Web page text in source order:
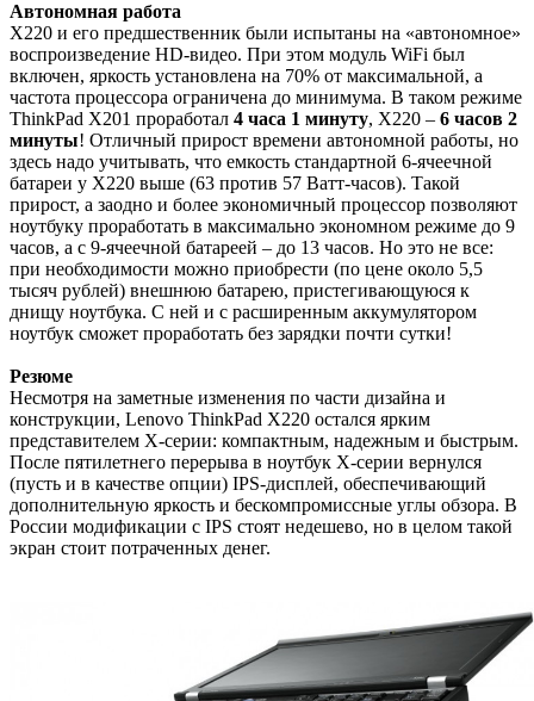
Автономная работа
X220 и его предшественник были испытаны на «автономное»
воспроизведение HD-видео. При этом модуль WiFi был
включен, яркость установлена на 70% от максимальной, а
частота процессора ограничена до минимума. В таком режиме
ThinkPad X201 проработал 4 часа 1 минуту, X220 – 6 часов 2
минуты! Отличный прирост времени автономной работы, но
здесь надо учитывать, что емкость стандартной 6-ячеечной
батареи у X220 выше (63 против 57 Ватт-часов). Такой
прирост, а заодно и более экономичный процессор позволяют
ноутбуку проработать в максимально экономном режиме до 9
часов, а с 9-ячеечной батареей – до 13 часов. Но это не все:
при необходимости можно приобрести (по цене около 5,5
тысяч рублей) внешнюю батарею, пристегивающуюся к
днищу ноутбука. С ней и с расширенным аккумулятором
ноутбук сможет проработать без зарядки почти сутки!
Резюме
Несмотря на заметные изменения по части дизайна и
конструкции, Lenovo ThinkPad X220 остался ярким
представителем X-серии: компактным, надежным и быстрым.
После пятилетнего перерыва в ноутбук X-серии вернулся
(пусть и в качестве опции) IPS-дисплей, обеспечивающий
дополнительную яркость и бескомпромиссные углы обзора. В
России модификации с IPS стоят недешево, но в целом такой
экран стоит потраченных денег.